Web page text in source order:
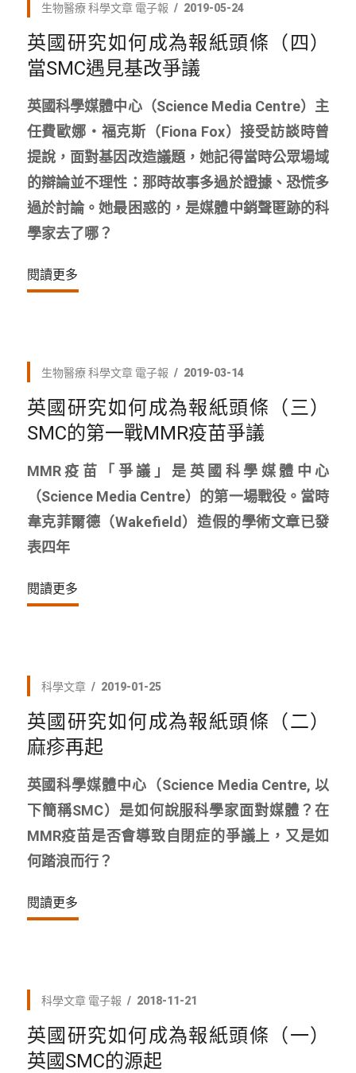
生物醫療 科學文章 電子報 2019-05-24
英國研究如何成為報紙頭條（四）
當SMC遇見基改爭議
英國科學媒體中心（Science Media Centre）主
任費歐娜・福克斯（Fiona Fox）接受訪談時曾
提說，面對基因改造議題，她記得當時公眾場域
的辯論並不理性：那時故事多過於證據、恐慌多
過於討論。她最困惑的，是媒體中銷聲匿跡的科
學家去了哪？
閱讀更多
生物醫療 科學文章 電子報 2019-03-14
英國研究如何成為報紙頭條（三）
SMC的第一戰MMR疫苗爭議
MMR疫苗「爭議」是英國科學媒體中心
（Science Media Centre）的第一場戰役。當時
韋克菲爾德（Wakefield）造假的學術文章已發
表四年
閱讀更多
科學文章 2019-01-25
英國研究如何成為報紙頭條（二）
麻疹再起
英國科學媒體中心（Science Media Centre, 以
下簡稱SMC）是如何說服科學家面對媒體？在
MMR疫苗是否會導致自閉症的爭議上，又是如
何踏浪而行？
閱讀更多
科學文章 電子報 2018-11-21
英國研究如何成為報紙頭條（一）
英國SMC的源起